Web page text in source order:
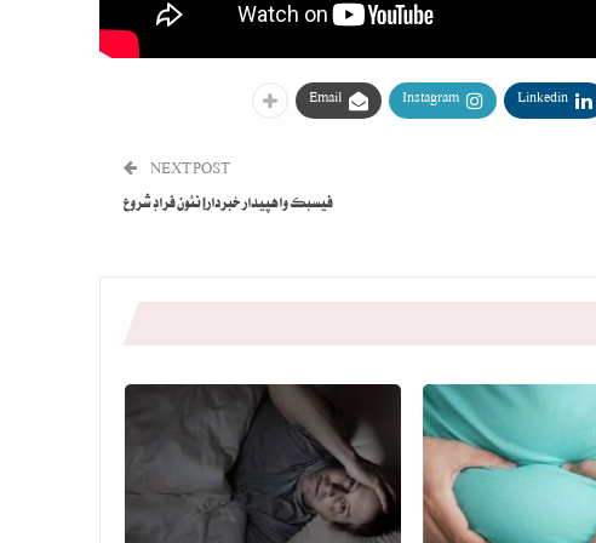
Linkedin
Instagram
Email
NEXT POST
فيسبڪ واهپيدار خبردار! نئون فراڊ شروع